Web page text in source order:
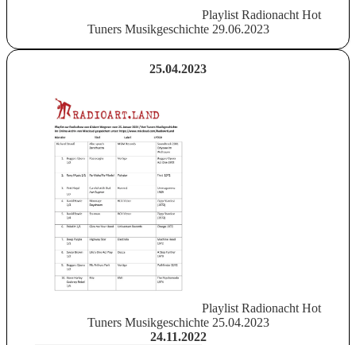
Playlist Radionacht Hot
Tuners Musikgeschichte 29.06.2023
25.04.2023
Playlist Radionacht Hot
Tuners Musikgeschichte 25.04.2023
24.11.2022